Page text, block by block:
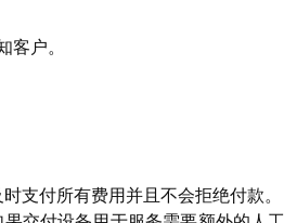
户。
支付所有费用并且不会拒绝付款。